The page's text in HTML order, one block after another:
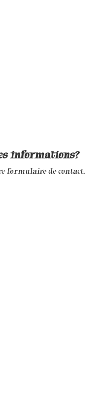
informations?
formulaire de contact.